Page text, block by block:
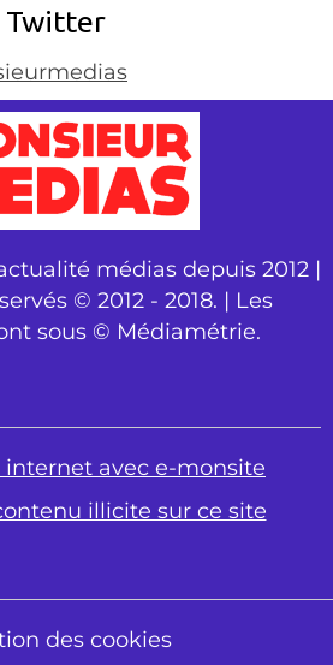
Twitter
médias depuis 2012 |
© 2012 - 2018. | Les
sous © Médiamétrie.
internet avec e-monsite
illicite sur ce site
des cookies